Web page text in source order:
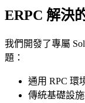
ERPC 解決
我們開發了專屬
題：
通用 RPC 環
傳統基礎設